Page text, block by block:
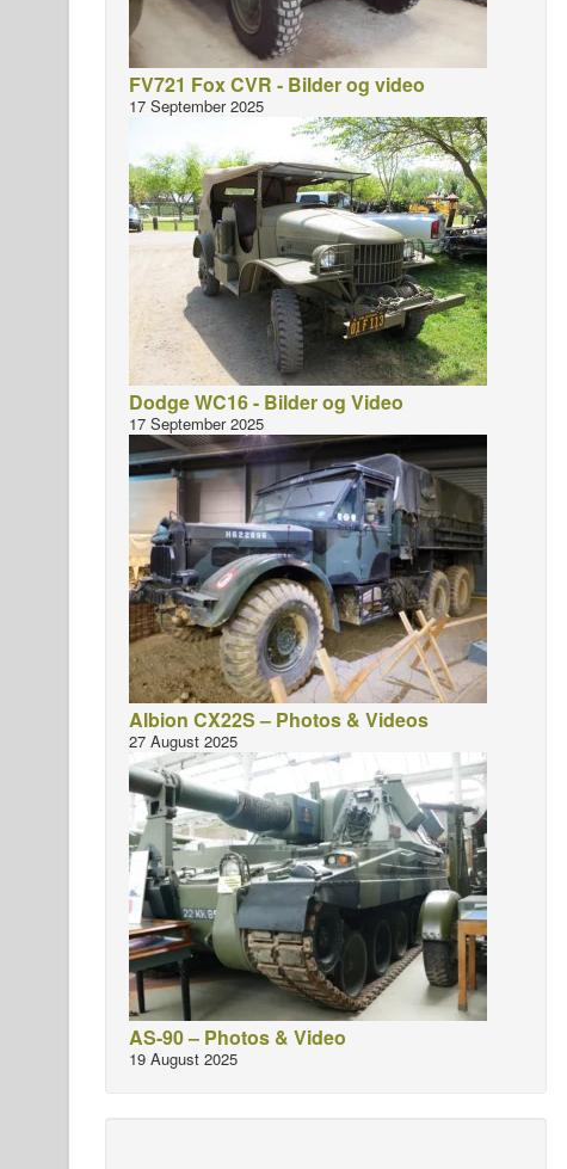
FV721 Fox CVR - Bilder og video
17 September 2025
Dodge WC16 - Bilder og Video
17 September 2025
Albion CX22S – Photos & Videos
27 August 2025
AS-90 – Photos & Video
19 August 2025